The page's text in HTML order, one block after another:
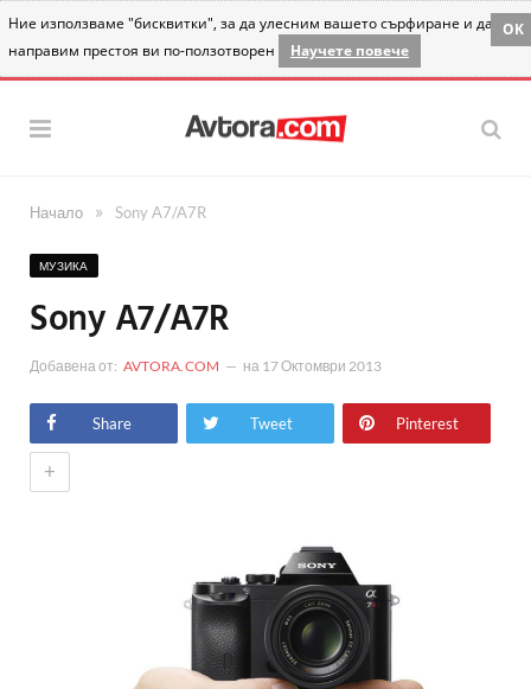
Ние използваме "бисквитки", за да улесним вашето сърфиране и да
направим престоя ви по-ползотворен
Научете повече
OK
Начало » Sony A7/A7R
МУЗИКА
Sony A7/A7R
Добавена от: AVTORA.COM на 17 Октомври 2013
Share Tweet Pinterest
+